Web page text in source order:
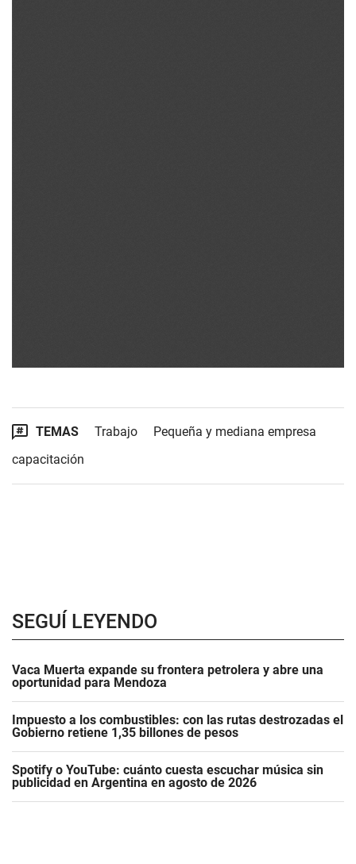
TEMAS Trabajo
Pequeña y mediana empresa
capacitación
SEGUÍ LEYENDO
Vaca Muerta expande su frontera petrolera y abre una
oportunidad para Mendoza
Impuesto a los combustibles: con las rutas destrozadas el
Gobierno retiene 1,35 billones de pesos
Spotify o YouTube: cuánto cuesta escuchar música sin
publicidad en Argentina en agosto de 2026